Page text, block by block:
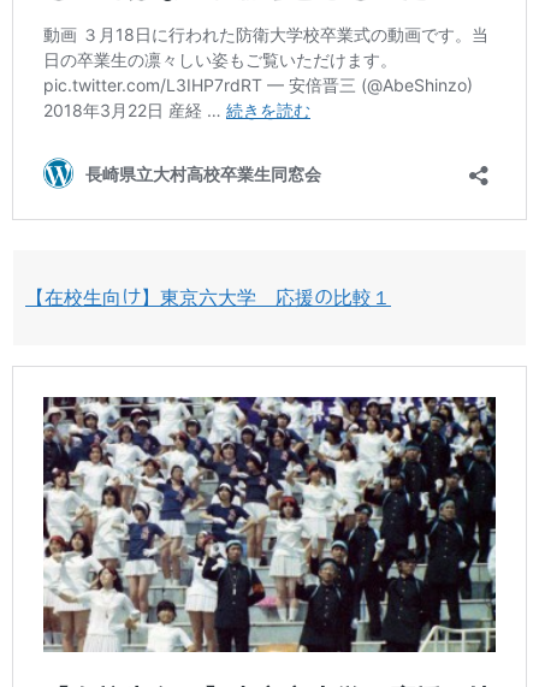
【在校生向け】東京六大学 応援の比較１